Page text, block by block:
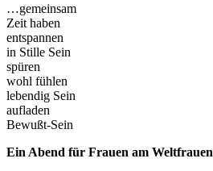
…gemeinsam
Zeit haben
entspannen
in Stille Sein
spüren
wohl fühlen
lebendig Sein
aufladen
Bewußt-Sein
Ein Abend für Frauen am